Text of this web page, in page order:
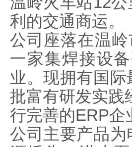
利的交通商运。
公司座落在温
一家集焊接设
业。现拥有国
批富有研发实践
行完善的ERP企
公司主要产品